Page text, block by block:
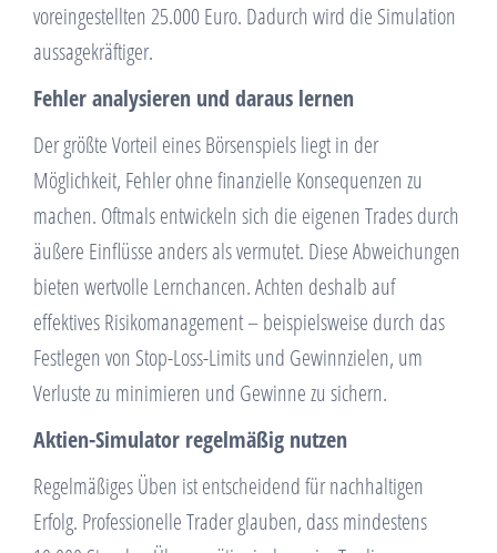
voreingestellten 25.000 Euro. Dadurch wird die Simulation
aussagekräftiger.
Fehler analysieren und daraus lernen
Der größte Vorteil eines Börsenspiels liegt in der
Möglichkeit, Fehler ohne finanzielle Konsequenzen zu
machen. Oftmals entwickeln sich die eigenen Trades durch
äußere Einflüsse anders als vermutet. Diese Abweichungen
bieten wertvolle Lernchancen. Achten deshalb auf
effektives Risikomanagement – beispielsweise durch das
Festlegen von Stop-Loss-Limits und Gewinnzielen, um
Verluste zu minimieren und Gewinne zu sichern.
Aktien-Simulator regelmäßig nutzen
Regelmäßiges Üben ist entscheidend für nachhaltigen
Erfolg. Professionelle Trader glauben, dass mindestens